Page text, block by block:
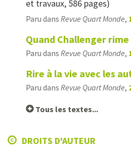
et travaux, 586 pages)
Paru dans Revue Quart Monde,
Quand Challenger
Paru dans Revue Quart Monde,
Rire à la vie avec les
Paru dans Revue Quart Monde,
Tous les textes...
DROITS D'AUTEUR